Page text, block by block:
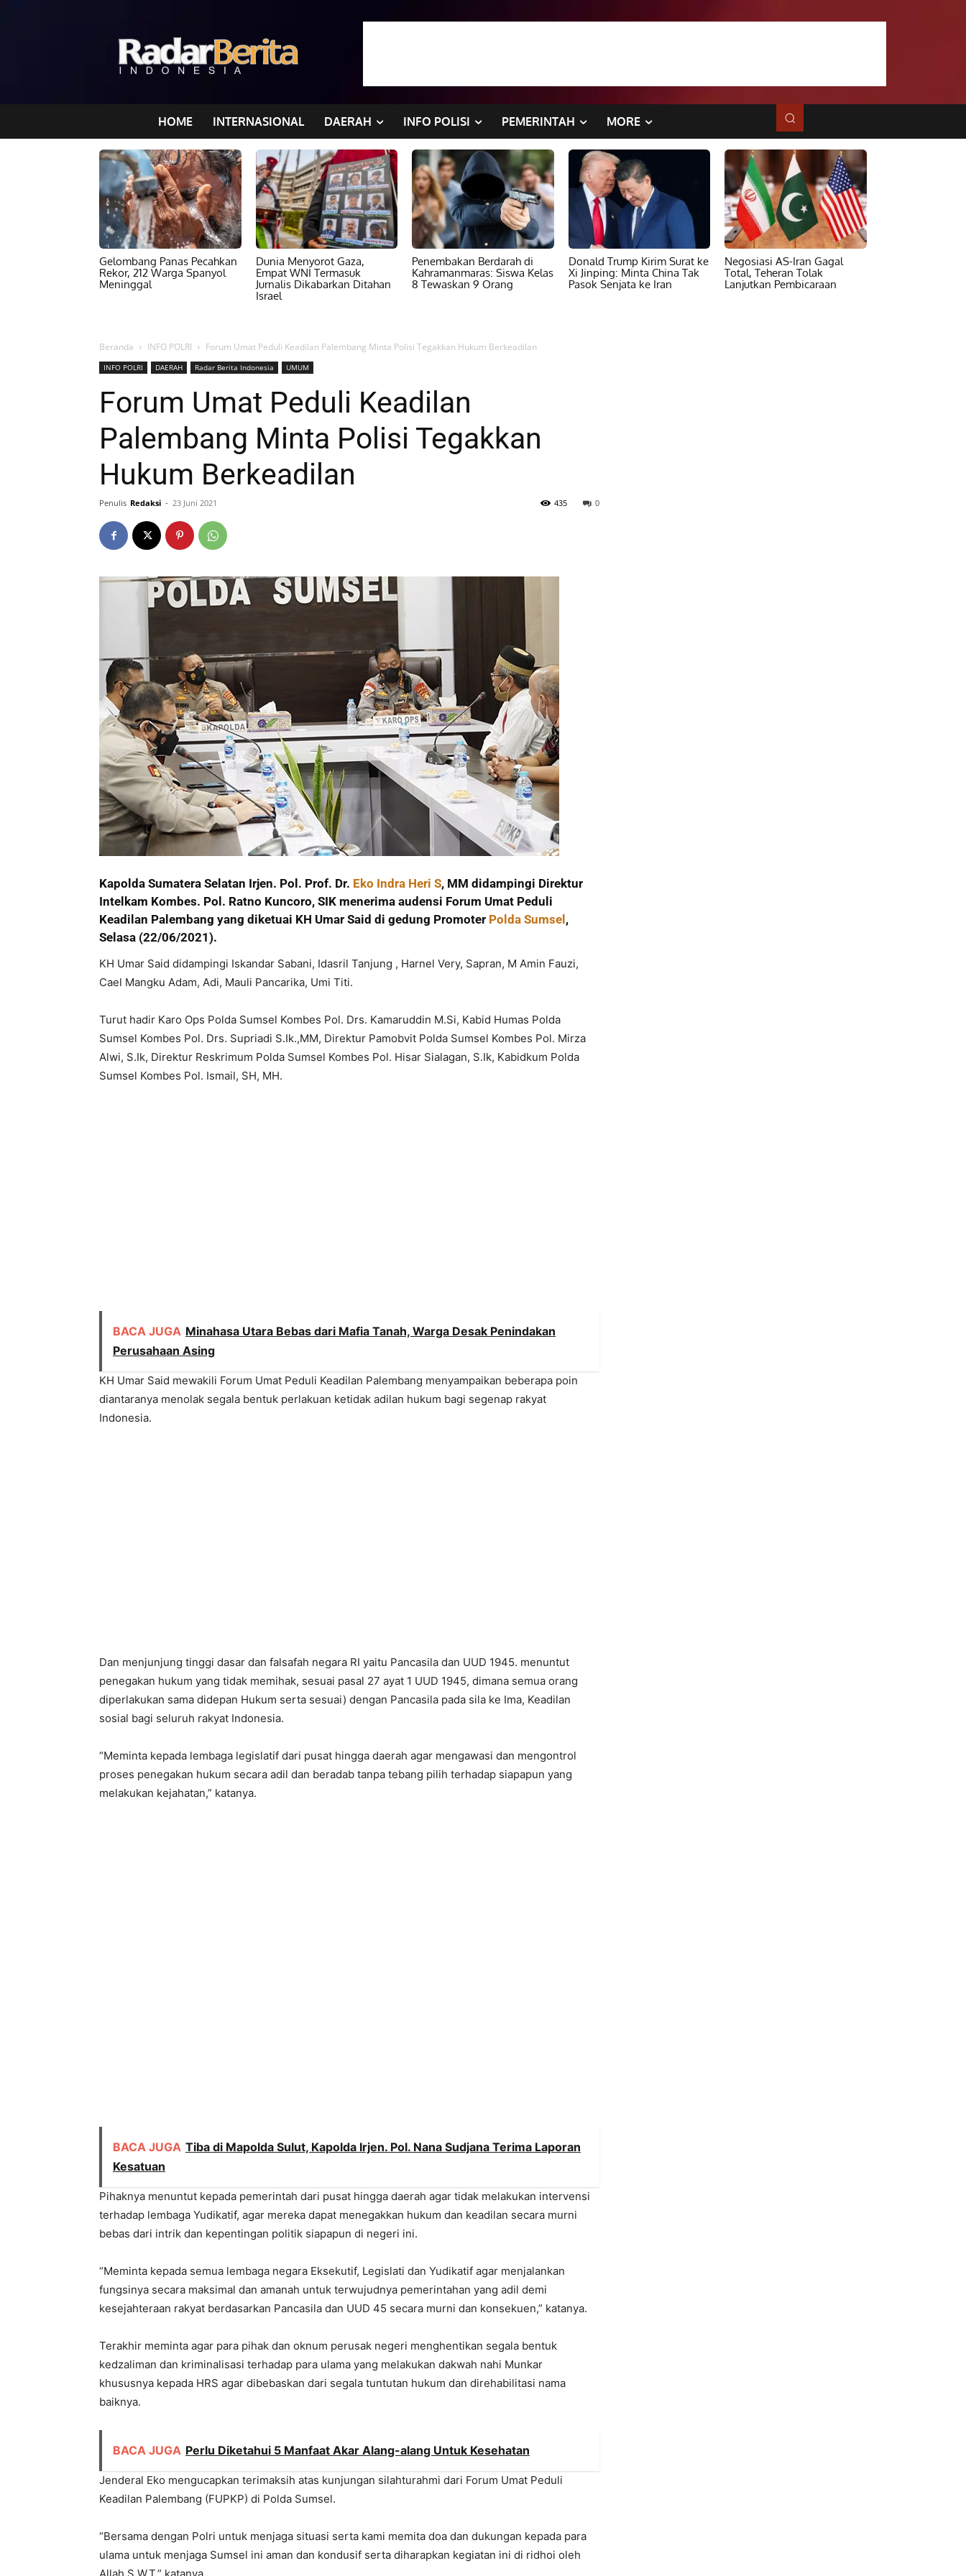
HOME INTERNASIONAL DAERAH INFO POLISI PEMERINTAH MORE
Gelombang Panas Pecahkan
Rekor, 212 Warga Spanyol
Meninggal
Dunia Menyorot Gaza,
Empat WNI Termasuk
Jurnalis Dikabarkan Ditahan
Israel
Penembakan Berdarah di
Kahramanmaras: Siswa Kelas
8 Tewaskan 9 Orang
Donald Trump Kirim Surat ke
Xi Jinping: Minta China Tak
Pasok Senjata ke Iran
Negosiasi AS-Iran Gagal
Total, Teheran Tolak
Lanjutkan Pembicaraan
Beranda INFO POLRI Forum Umat Peduli Keadilan Palembang Minta Polisi Tegakkan Hukum Berkeadilan
INFO POLRI DAERAH Radar Berita Indonesia UMUM
Forum Umat Peduli Keadilan
Palembang Minta Polisi Tegakkan
Hukum Berkeadilan
Penulis Redaksi - 23 Juni 2021 0
435
Kapolda Sumatera Selatan Irjen. Pol. Prof. Dr. Eko Indra Heri S, MM didampingi Direktur
Intelkam Kombes. Pol. Ratno Kuncoro, SIK menerima audensi Forum Umat Peduli
Keadilan Palembang yang diketuai KH Umar Said di gedung Promoter Polda Sumsel ,
Selasa (22/06/2021).
KH Umar Said didampingi Iskandar Sabani, Idasril Tanjung , Harnel Very, Sapran, M Amin Fauzi,
Cael Mangku Adam, Adi, Mauli Pancarika, Umi Titi.
Turut hadir Karo Ops Polda Sumsel Kombes Pol. Drs. Kamaruddin M.Si, Kabid Humas Polda
Sumsel Kombes Pol. Drs. Supriadi S.Ik.,MM, Direktur Pamobvit Polda Sumsel Kombes Pol. Mirza
Alwi, S.Ik, Direktur Reskrimum Polda Sumsel Kombes Pol. Hisar Sialagan, S.Ik, Kabidkum Polda
Sumsel Kombes Pol. Ismail, SH, MH.
BACA JUGA Minahasa Utara Bebas dari Mafia Tanah, Warga Desak Penindakan
Perusahaan Asing
KH Umar Said mewakili Forum Umat Peduli Keadilan Palembang menyampaikan beberapa poin
diantaranya menolak segala bentuk perlakuan ketidak adilan hukum bagi segenap rakyat
Indonesia.
Dan menjunjung tinggi dasar dan falsafah negara RI yaitu Pancasila dan UUD 1945. menuntut
penegakan hukum yang tidak memihak, sesuai pasal 27 ayat 1 UUD 1945, dimana semua orang
diperlakukan sama didepan Hukum serta sesuai) dengan Pancasila pada sila ke Ima, Keadilan
sosial bagi seluruh rakyat Indonesia.
“Meminta kepada lembaga legislatif dari pusat hingga daerah agar mengawasi dan mengontrol
proses penegakan hukum secara adil dan beradab tanpa tebang pilih terhadap siapapun yang
melakukan kejahatan,” katanya.
BACA JUGA Tiba di Mapolda Sulut, Kapolda Irjen. Pol. Nana Sudjana Terima Laporan
Kesatuan
Pihaknya menuntut kepada pemerintah dari pusat hingga daerah agar tidak melakukan intervensi
terhadap lembaga Yudikatif, agar mereka dapat menegakkan hukum dan keadilan secara murni
bebas dari intrik dan kepentingan politik siapapun di negeri ini.
“Meminta kepada semua lembaga negara Eksekutif, Legislati dan Yudikatif agar menjalankan
fungsinya secara maksimal dan amanah untuk terwujudnya pemerintahan yang adil demi
kesejahteraan rakyat berdasarkan Pancasila dan UUD 45 secara murni dan konsekuen,” katanya.
Terakhir meminta agar para pihak dan oknum perusak negeri menghentikan segala bentuk
kedzaliman dan kriminalisasi terhadap para ulama yang melakukan dakwah nahi Munkar
khususnya kepada HRS agar dibebaskan dari segala tuntutan hukum dan direhabilitasi nama
baiknya.
BACA JUGA Perlu Diketahui 5 Manfaat Akar Alang-alang Untuk Kesehatan
Jenderal Eko mengucapkan terimaksih atas kunjungan silahturahmi dari Forum Umat Peduli
Keadilan Palembang (FUPKP) di Polda Sumsel.
“Bersama dengan Polri untuk menjaga situasi serta kami memita doa dan dukungan kepada para
ulama untuk menjaga Sumsel ini aman dan kondusif serta diharapkan kegiatan ini di ridhoi oleh